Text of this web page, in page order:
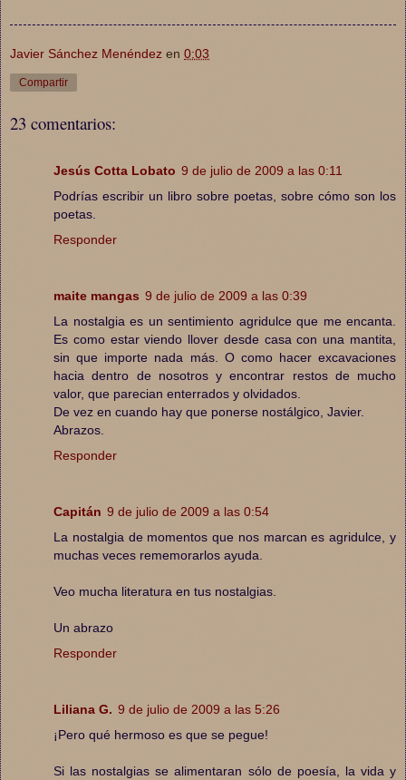
Javier Sánchez Menéndez en 0:03
Compartir
23 comentarios:
Jesús Cotta Lobato 9 de julio de 2009 a las 0:11
Podrías escribir un libro sobre poetas, sobre cómo son los
poetas.
Responder
maite mangas 9 de julio de 2009 a las 0:39
La nostalgia es un sentimiento agridulce que me encanta.
Es como estar viendo llover desde casa con una mantita,
sin que importe nada más. O como hacer excavaciones
hacia dentro de nosotros y encontrar restos de mucho
valor, que parecian enterrados y olvidados.
De vez en cuando hay que ponerse nostálgico, Javier.
Abrazos.
Responder
Capitán 9 de julio de 2009 a las 0:54
La nostalgia de momentos que nos marcan es agridulce, y
muchas veces rememorarlos ayuda.
Veo mucha literatura en tus nostalgias.
Un abrazo
Responder
Liliana G. 9 de julio de 2009 a las 5:26
¡Pero qué hermoso es que se pegue!
Si las nostalgias se alimentaran sólo de poesía, la vida y